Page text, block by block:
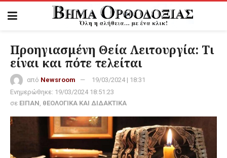
Προηγιασμένη Θεία Λειτουργία: Τι
είναι και πότε τελείται
από Newsroom
19/03/2024 | 18:31
Ενημερώθηκε: 19/03/2024 18:51:23
σε ΕΙΠΑΝ, θΕΟΛΟΓΙΚΑ ΚΑΙ ΔΙΔΑΚΤΙΚΑ